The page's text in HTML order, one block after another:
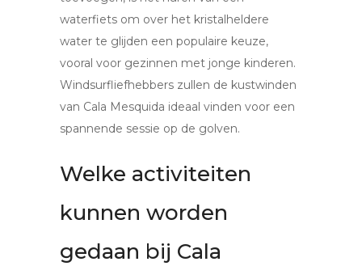
waterfiets om over het kristalheldere
water te glijden een populaire keuze,
vooral voor gezinnen met jonge kinderen.
Windsurfliefhebbers zullen de kustwinden
van Cala Mesquida ideaal vinden voor een
spannende sessie op de golven.
Welke activiteiten
kunnen worden
gedaan bij Cala